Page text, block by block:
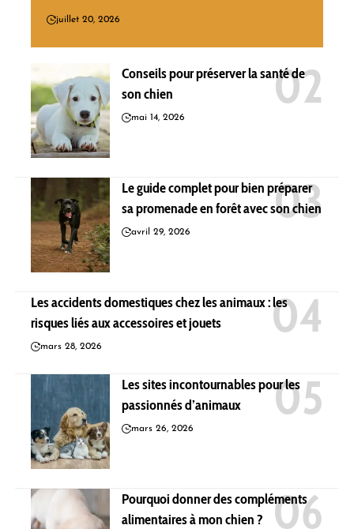
juillet 20, 2026
Conseils pour préserver la santé de
son chien
mai 14, 2026
Le guide complet pour bien préparer
sa promenade en forêt avec son chien
avril 29, 2026
Les accidents domestiques chez les animaux : les
risques liés aux accessoires et jouets
mars 28, 2026
Les sites incontournables pour les
passionnés d’animaux
mars 26, 2026
Pourquoi donner des compléments
alimentaires à mon chien ?